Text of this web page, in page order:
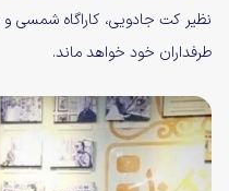
نظیر کت جادویی، کاراگاه شمسی و
طرفداران خود خواهد ماند.